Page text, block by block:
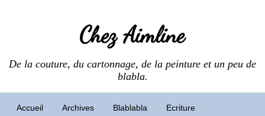
Chez Aimline
De la couture, du cartonnage, de la peinture et un peu de
blabla.
Accueil Archives Blablabla Ecriture